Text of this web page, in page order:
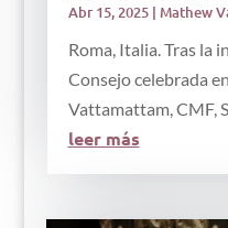
Abr 15, 2025| Mathew
Roma, Italia. Tras la
Consejo celebrada
Vattamattam, CMF,
leer más